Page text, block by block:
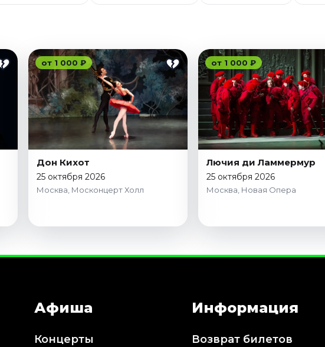
от 1 000 ₽
Дон Кихот
25 октября 2026
Москва, Москонцерт Холл
от 1 000 ₽
Лючия ди Ламмермур
25 октября 2026
Москва, Новая Опера
Афиша
Концерты
Информация
Возврат билетов